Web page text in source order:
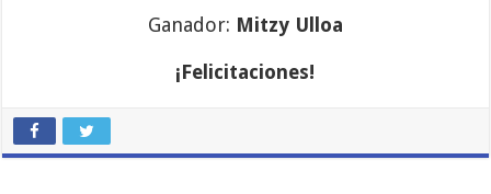
Ganador: Mitzy Ulloa
¡Felicitaciones!